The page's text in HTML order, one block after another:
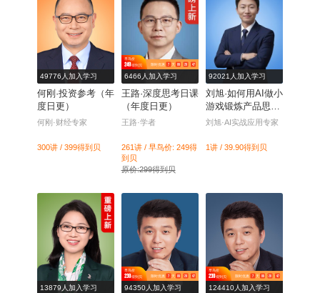
49776人加入学习
何刚·投资参考（年
度日更）
何刚·财经专家
300讲 / 399得到贝
限时优惠 7 天 09：20 ： 46
早鸟价
249 得到贝
6466人加入学习
王路·深度思考日课
（年度日更）
王路·学者
261讲 / 早鸟价: 249得
到贝
原价:299得到贝
92021人加入学习
刘旭·如何用AI做小
游戏锻炼产品思维
能力？
刘旭·AI实战应用专家
1讲 / 39.90得到贝
13879人加入学习
限时优惠 7 天 09：20 ： 46
早鸟价
239 得到贝
94350人加入学习
限时优惠 7 天 09：20 ： 46
早鸟价
239 得到贝
124410人加入学习